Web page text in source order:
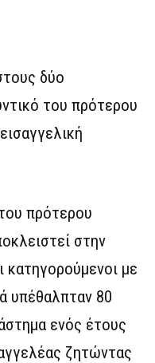
δύο
του πρότερου
πρότερου
στην
κατηγορούμενοι με
υπέθαλπταν 80
ενός έτους
ζητώντας